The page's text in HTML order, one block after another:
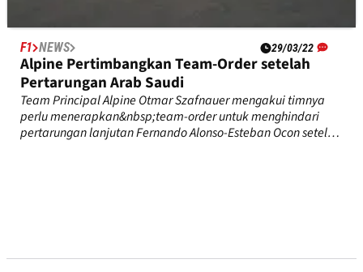
F1 NEWS 29/03/22
Alpine Pertimbangkan Team-Order setelah
Pertarungan Arab Saudi
Team Principal Alpine Otmar Szafnauer mengakui timnya
perlu menerapkan&nbsp;team-order untuk menghindari
pertarungan lanjutan Fernando Alonso-Esteban Ocon setelah